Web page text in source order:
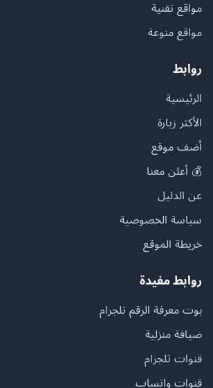
مواقع تقنية
مواقع منوعة
روابط
الرئيسية
الأكثر زيارة
أضف موقع
💰 أعلن معنا
عن الدليل
سياسة الخصوصية
خريطة الموقع
روابط مفيدة
بوت معرفة الرقم تلجرام
ضيافة منزلية
قنوات تلجرام
قنوات واتساب